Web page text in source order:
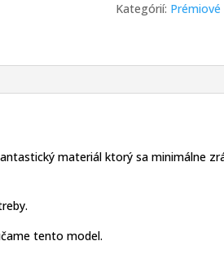
200g/m2,
10PACK
Kategórií:
materiál ktorý sa minimálne
tento model.